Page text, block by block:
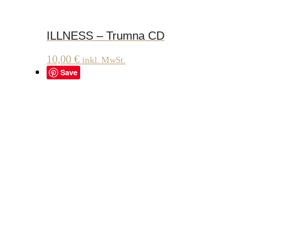
ILLNESS – Trumna CD
10,00 € inkl. MwSt.
Save